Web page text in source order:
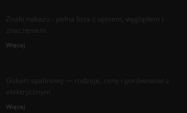
Znaki nakazu - pełna lista z opisem, wyglądem i
znaczeniem
Więcej
Gokart spalinowy — rodzaje, ceny i porównanie z
elektrycznym
Więcej